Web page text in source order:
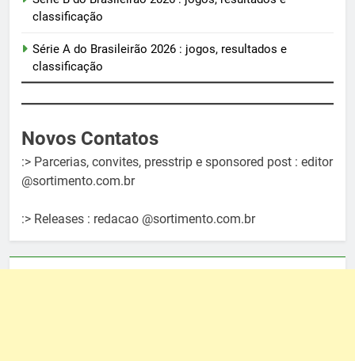
classificação
Série A do Brasileirão 2026 : jogos, resultados e
classificação
Novos Contatos
:> Parcerias, convites, presstrip e sponsored post : editor
@sortimento.com.br
:> Releases : redacao @sortimento.com.br